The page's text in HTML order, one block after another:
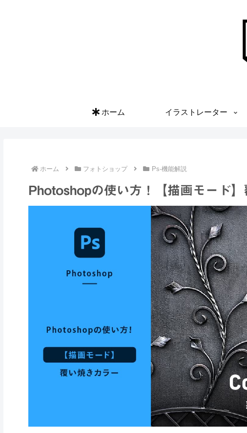
ホーム イラストレーター
ホーム フォトショップ Ps-機能解説
Photoshopの使い方！【描画モード】